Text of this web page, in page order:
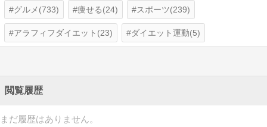
グルメ(733) 痩せる(24) スポーツ(239)
アラフィフダイエット(23) ダイエット運動(5)
閲覧履歴
まだ履歴はありません。